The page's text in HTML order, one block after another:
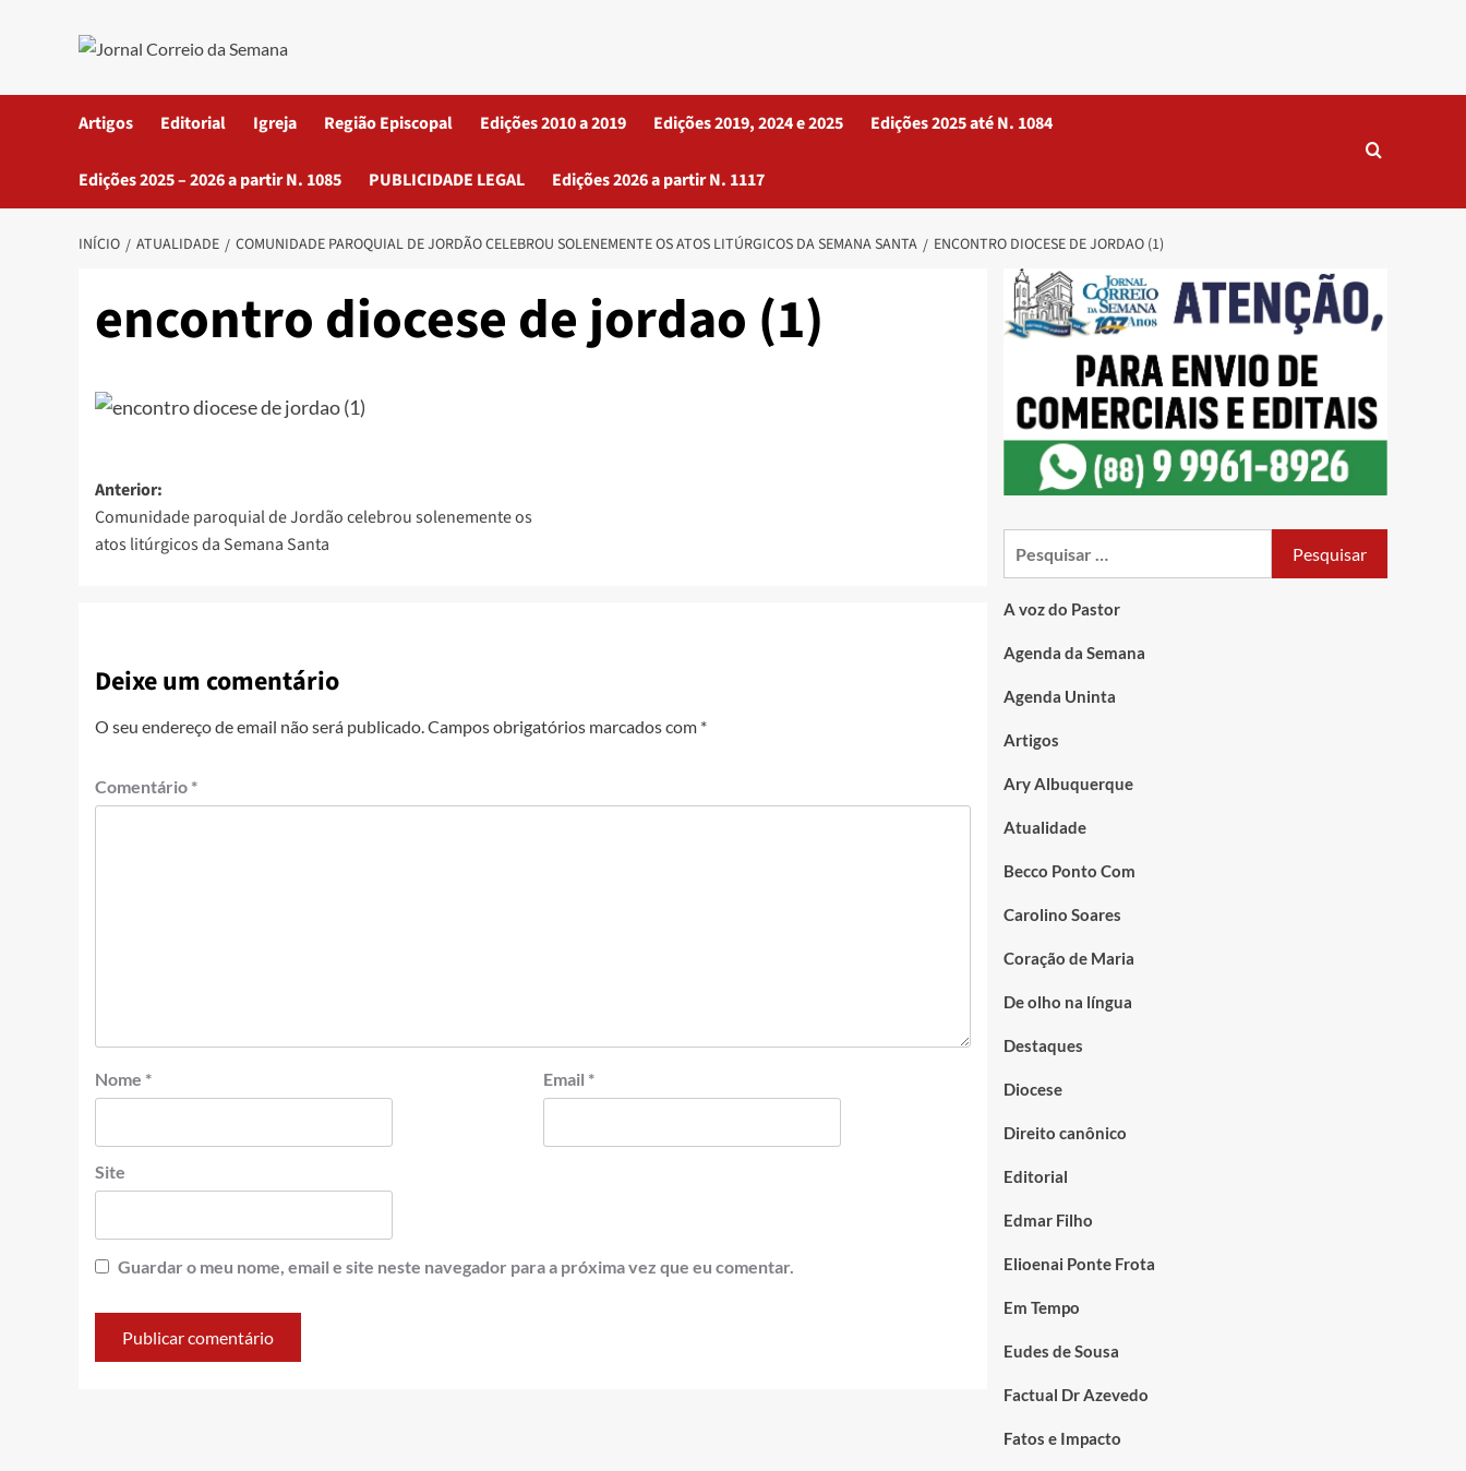
Artigos Editorial Igreja Região Episcopal Edições 2010 a 2019 Edições 2019, 2024 e 2025 Edições 2025 até N. 1084
Edições 2025 – 2026 a partir N. 1085 PUBLICIDADE LEGAL Edições 2026 a partir N. 1117
INÍCIO ATUALIDADE COMUNIDADE PAROQUIAL DE JORDÃO CELEBROU SOLENEMENTE OS ATOS LITÚRGICOS DA SEMANA SANTA ENCONTRO DIOCESE DE JORDAO (1)
encontro diocese de jordao (1)
Anterior:
Comunidade paroquial de Jordão celebrou solenemente os
atos litúrgicos da Semana Santa
Deixe um comentário
O seu endereço de email não será publicado.Campos obrigatórios marcados com *
Comentário *
Nome * Email *
Site
Guardar o meu nome, email e site neste navegador para a próxima vez que eu comentar.
A voz do Pastor
Agenda da Semana
Agenda Uninta
Artigos
Ary Albuquerque
Atualidade
Becco Ponto Com
Carolino Soares
Coração de Maria
De olho na língua
Destaques
Diocese
Direito canônico
Editorial
Edmar Filho
Elioenai Ponte Frota
Em Tempo
Eudes de Sousa
Factual Dr Azevedo
Fatos e Impacto